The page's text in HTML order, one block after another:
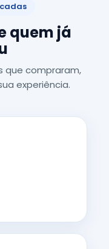
quem já
que compraram,
experiência.